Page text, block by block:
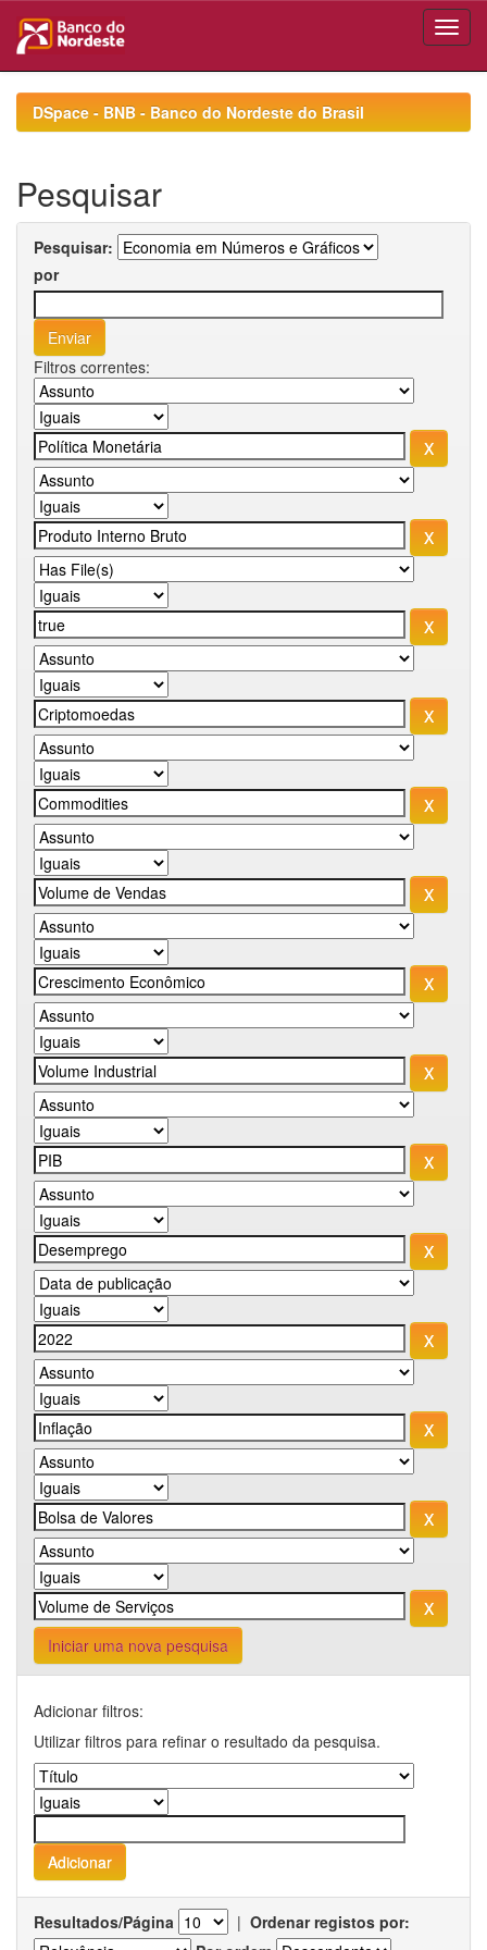
navigationDSpace - BNB - Banco do Nordeste do Brasil
Pesquisar
Pesquisar:
por
Filtros correntes:
Iniciar uma nova pesquisa
Adicionar filtros:
Utilizar filtros para refinar o resultado da pesquisa.
Resultados/Página | Ordenar registos por: